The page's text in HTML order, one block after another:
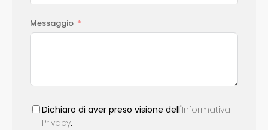
Messaggio
Dichiaro di aver preso visione dell'Informativa
Privacy.